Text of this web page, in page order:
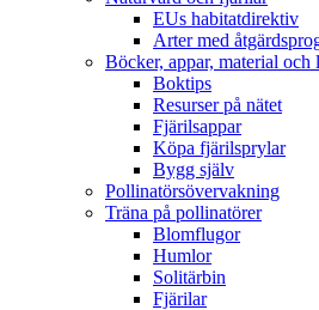
EUs habitatdirektiv
Arter med
Böcker, appar, material och
Boktips
Resurser på nätet
Fjärilsappar
Köpa fjärilsprylar
Bygg själv
Pollinatörsövervakning
Träna på pollinatörer
Blomflugor
Humlor
Solitärbin
Fjärilar